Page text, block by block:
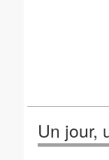
Un jour,